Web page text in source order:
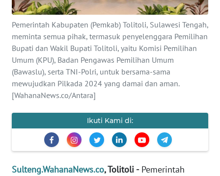
Pemerintah Kabupaten (Pemkab) Tolitoli, Sulawesi Tengah,
meminta semua pihak, termasuk penyelenggara Pemilihan
Bupati dan Wakil Bupati Tolitoli, yaitu Komisi Pemilihan
Umum (KPU), Badan Pengawas Pemilihan Umum
(Bawaslu), serta TNI-Polri, untuk bersama-sama
mewujudkan Pilkada 2024 yang damai dan aman.
[WahanaNews.co/Antara]
Ikuti Kami di:
Sulteng.WahanaNews.co, Tolitoli -Pemerintah
INFO
IKLAN
TENTANG
KAMI
PEDOMAN
MEDIA